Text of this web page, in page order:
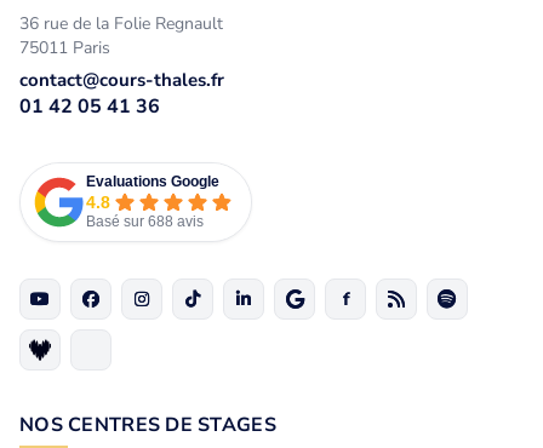
36 rue de la Folie Regnault
75011 Paris
contact@cours-thales.fr
01 42 05 41 36
Evaluations Google
4.8
Basé sur 688 avis
NOS CENTRES DE STAGES